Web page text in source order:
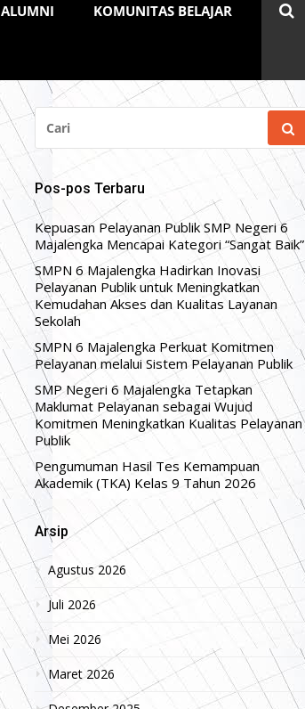
ALUMNI KOMUNITAS BELAJAR
CARI
UNTUK:
Pos-pos Terbaru
Kepuasan Pelayanan Publik SMP Negeri 6
Majalengka Mencapai Kategori “Sangat Baik”
SMPN 6 Majalengka Hadirkan Inovasi
Pelayanan Publik untuk Meningkatkan
Kemudahan Akses dan Kualitas Layanan
Sekolah
SMPN 6 Majalengka Perkuat Komitmen
Pelayanan melalui Sistem Pelayanan Publik
SMP Negeri 6 Majalengka Tetapkan
Maklumat Pelayanan sebagai Wujud
Komitmen Meningkatkan Kualitas Pelayanan
Publik
Pengumuman Hasil Tes Kemampuan
Akademik (TKA) Kelas 9 Tahun 2026
Arsip
Agustus 2026
Juli 2026
Mei 2026
Maret 2026